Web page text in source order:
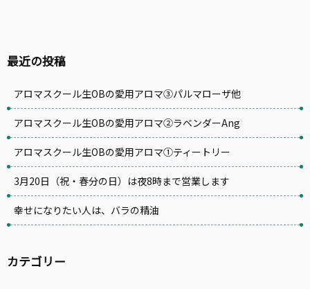
最近の投稿
アロマスクール生OBの愛用アロマ③パルマローザ他
アロマスクール生OBの愛用アロマ②ラベンダーAng
アロマスクール生OBの愛用アロマ①ティートリー
3月20日（祝・春分の日）は夜8時まで営業します
幸せになりたい人は、バラの精油
カテゴリー